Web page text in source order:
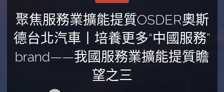
聚焦服務業擴能提質OSDER奧斯
德台北汽車丨培養更多“中國服務”
brand——我國服務業擴能提質瞻
望之三